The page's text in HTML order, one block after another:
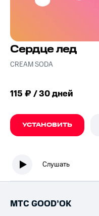
Сердце лед
CREAM SODA
115 ₽ / 30 дней
УСТАНОВИТЬ
Слушать
МТС GOOD’OK